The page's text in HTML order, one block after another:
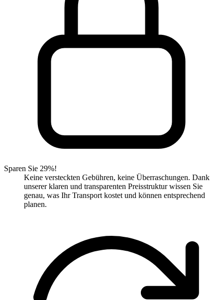
Sparen Sie 29%!
Keine versteckten Gebühren, keine Überraschungen. Dank
unserer klaren und transparenten Preisstruktur wissen Sie
genau, was Ihr Transport kostet und können entsprechend
planen.